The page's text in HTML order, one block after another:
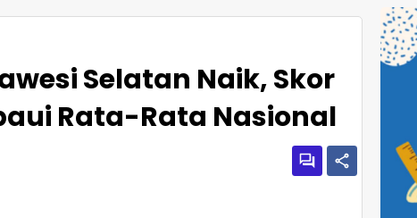
Selatan Naik, Skor
Rata-Rata Nasional